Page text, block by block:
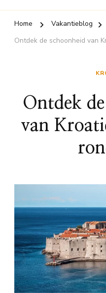
Home Vakantieblog
Ontdek de schoonheid van
Ontdek
van